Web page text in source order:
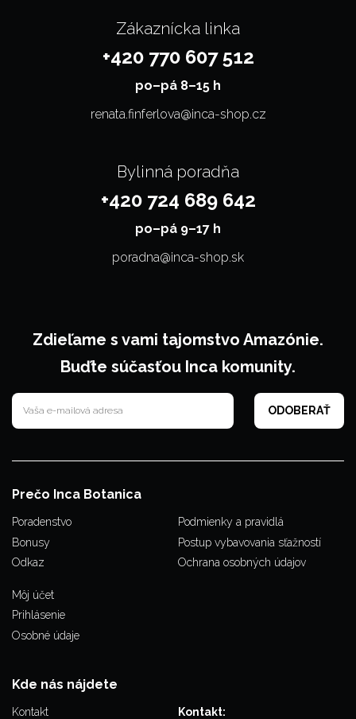
Zákaznícka linka
+420 770 607 512
po–⁠⁠⁠⁠⁠⁠pá 8–15 h
renata.finferlova@inca-shop.cz
Bylinná poradňa
+420 724 689 642
po–⁠⁠⁠⁠⁠⁠pá 9–17 h
poradna@inca-shop.sk
Zdieľame s vami tajomstvo Amazónie.
Buďte súčasťou Inca komunity.
Prečo Inca Botanica
Poradenstvo
Bonusy
Odkaz
Podmienky a pravidlá
Postup vybavovania sťažností
Ochrana osobných údajov
Môj účet
Prihlásenie
Osobné údaje
Kde nás nájdete
Kontakt
Kontakt: